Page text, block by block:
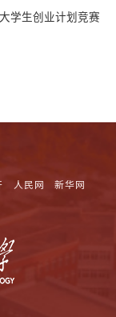
学生创业计划竞赛
人民网
新华网